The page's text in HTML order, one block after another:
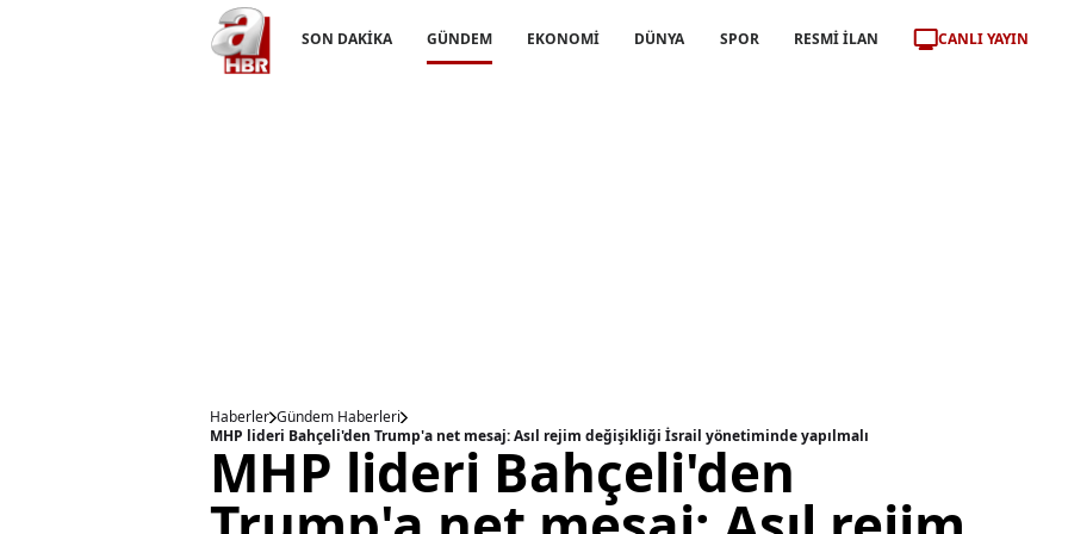
SON DAKİKA GÜNDEM EKONOMİ DÜNYA SPOR RESMİ İLAN CANLI YAYIN
Haberler Gündem Haberleri
MHP lideri Bahçeli'den Trump'a net mesaj: Asıl rejim değişikliği İsrail yönetiminde yapılmalı
MHP lideri Bahçeli'den